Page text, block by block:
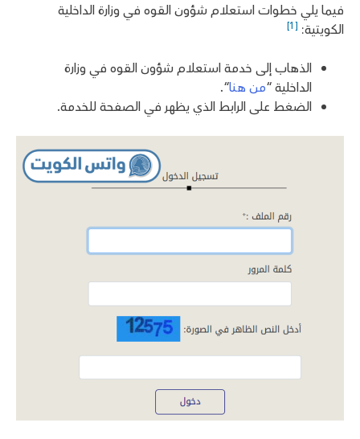
فيما يلي خطوات استعلام شؤون القوه في وزارة الداخلية
الكويتية: [1]
الذهاب إلى خدمة استعلام شؤون القوه في وزارة
الداخلية “من هنا“.
الضغط على الرابط الذي يظهر في الصفحة للخدمة.